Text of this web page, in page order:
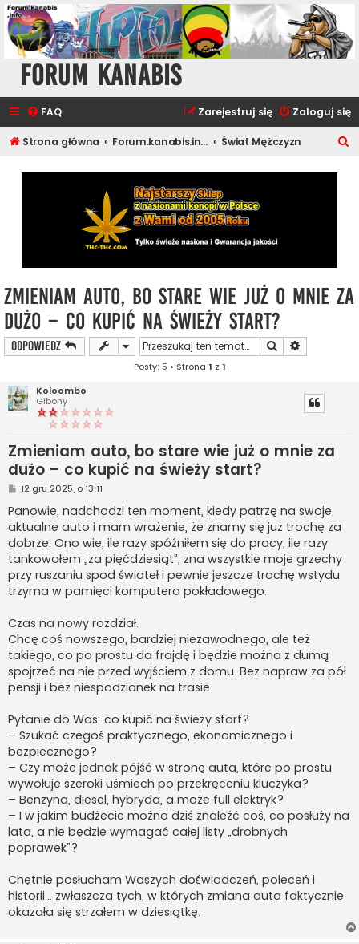
Forum Kanabis
FAQ Zaloguj się
Zarejestruj się
Strona główna Forum.kanabis.info - Cannabis Tematy Świat Mężczyzn
Zmieniam auto, bo stare wie już o mnie za
dużo – co kupić na świeży start?
ODPOWIEDZ Szukaj
Posty: 5 • Strona 1 z 1
Koloombo
Gibony
Zmieniam auto, bo stare wie już o mnie za
dużo – co kupić na świeży start?
P
s
t
12 gru 2025, o 13:11
Panowie, nadchodzi ten moment, kiedy patrzę na swoje
aktualne auto i mam wrażenie, że znamy się już trochę za
dobrze. Ono wie, ile razy spóźniłem się do pracy, ile razy
tankowałem „za pięćdziesiąt”, zna wszystkie moje grzechy
przy ruszaniu spod świateł i pewnie jeszcze trochę wstydu
trzyma w pamięci komputera pokładowego.
Czas na nowy rozdział.
Chcę coś nowszego, bardziej niezawodnego, ale też
takiego, co po prostu da frajdę i będzie można z dumą
spojrzeć na nie przed wyjściem z domu. Bez napraw za pół
pensji i bez niespodzianek na trasie.
Pytanie do Was: co kupić na świeży start?
– Szukać czegoś praktycznego, ekonomicznego i
bezpiecznego?
– Czy może jednak pójść w stronę auta, które po prostu
wywołuje szeroki uśmiech po przekręceniu kluczyka?
– Benzyna, diesel, hybryda, a może full elektryk?
– I w jakim budżecie można dziś znaleźć coś, co posłuży na
lata, a nie będzie wymagać całej listy „drobnych
poprawek”?
Chętnie posłucham Waszych doświadczeń, poleceń i
historii… zwłaszcza tych, w których zmiana auta faktycznie
okazała się strzałem w dziesiątkę.